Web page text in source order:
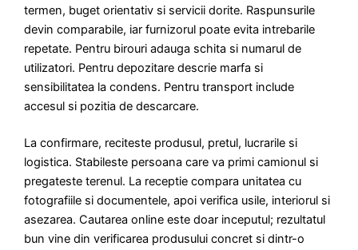
termen, buget orientativ si servicii dorite. Raspunsurile
devin comparabile, iar furnizorul poate evita intrebarile
repetate. Pentru birouri adauga schita si numarul de
utilizatori. Pentru depozitare descrie marfa si
sensibilitatea la condens. Pentru transport include
accesul si pozitia de descarcare.
La confirmare, reciteste produsul, pretul, lucrarile si
logistica. Stabileste persoana care va primi camionul si
pregateste terenul. La receptie compara unitatea cu
fotografiile si documentele, apoi verifica usile, interiorul si
asezarea. Cautarea online este doar inceputul; rezultatul
bun vine din verificarea produsului concret si dintr-o